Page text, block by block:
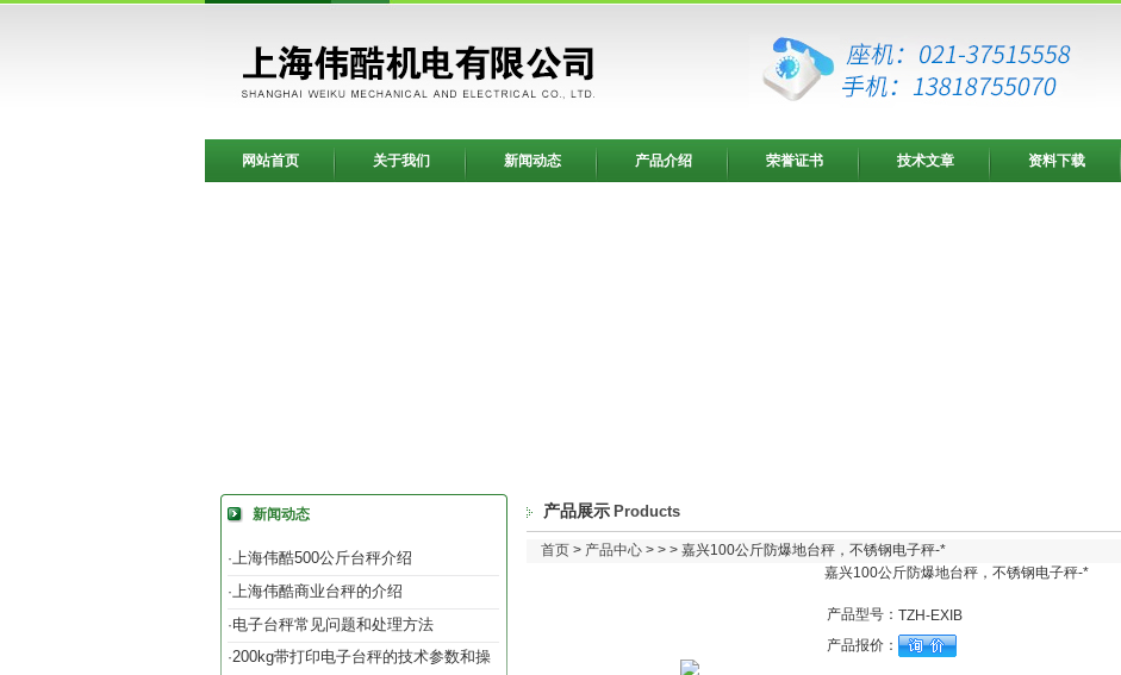
网站首页 关于我们 新闻动态 产品介绍 荣誉证书 技术文章 资料下载
新闻动态
·上海伟酷500公斤台秤介绍
·上海伟酷商业台秤的介绍
·电子台秤常见问题和处理方法
·200kg带打印电子台秤的技术参数和操
产品展示 Products
首页 > 产品中心 > > > 嘉兴100公斤防爆地台秤，不锈钢电子秤-*
嘉兴100公斤防爆地台秤，不锈钢电子秤-*
产品型号： TZH-EXIB
产品报价：